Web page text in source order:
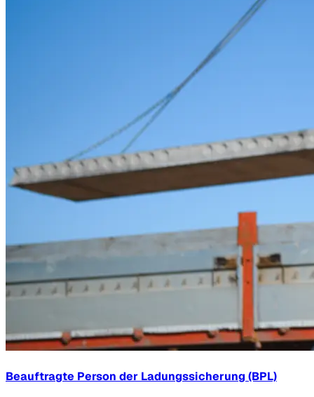
Beauftragte Person der Ladungssicherung (BPL)